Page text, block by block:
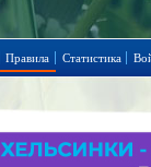
Правила Статистика